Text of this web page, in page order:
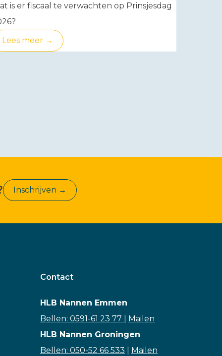
is er fiscaal te verwachten op Prinsjesdag
Lees meer →
Inschrijven →
Contact
HLB Nannen Emmen
Bellen: 0591-61 23 77
Mailen
HLB Nannen Groningen
Bellen: 050-52 66 533
Mailen